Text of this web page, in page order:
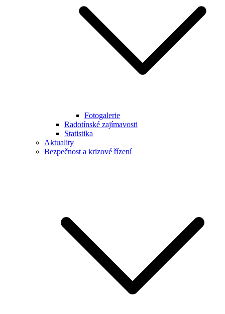
Fotogalerie
Radotínské zajímavosti
Statistika
Aktuality
Bezpečnost a krizové řízení